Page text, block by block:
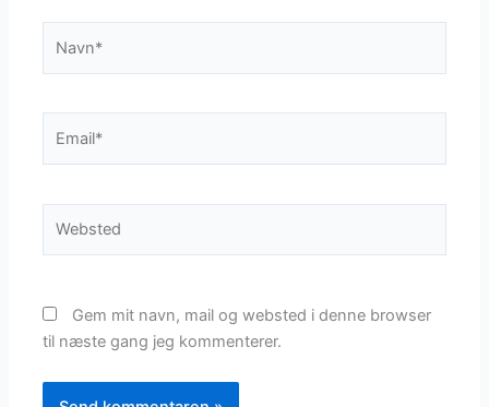
Gem mit navn, mail og websted i denne browser
til næste gang jeg kommenterer.